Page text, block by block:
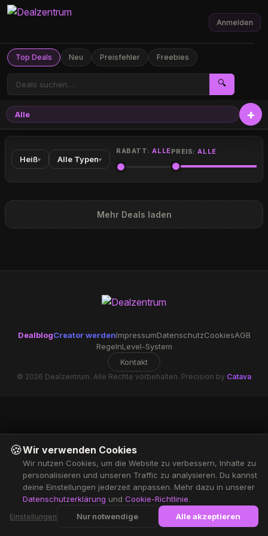
Top Deals Neu Preisfehler Freebies
🔍
Anmelden
Alle
Heiß▾ Alle Typen▾
RABATT:ALLEPREIS:ALLE
Mehr Deals laden
DealblogCreator werdenImpressumDatenschutzCookiesAGB
RegelnLevel-System
Kontakt
© 2026 Dealzentrum. Alle Rechte vorbehalten. Precision by Catava
🍪Wir verwenden Cookies
Wir nutzen Cookies, um die Website zu verbessern, Inhalte zu
personalisieren und unseren Traffic zu analysieren. Du kannst
deine Einstellungen jederzeit anpassen. Mehr dazu in unserer
Datenschutzerklärung und Cookie-Richtlinie.
Einstellungen Nur notwendige Alle akzeptieren